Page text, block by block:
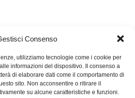
Consenso
utilizziamo tecnologie come i cookie per
informazioni del dispositivo. Il consenso a
di elaborare dati come il comportamento di
sito. Non acconsentire o ritirare il
su alcune caratteristiche e funzioni.